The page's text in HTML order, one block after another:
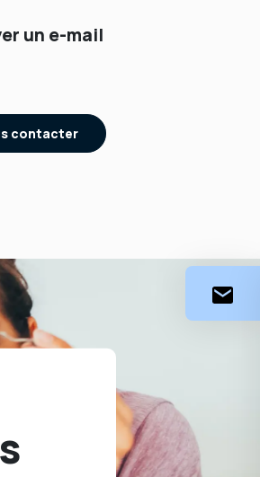
un e-mail
contacter